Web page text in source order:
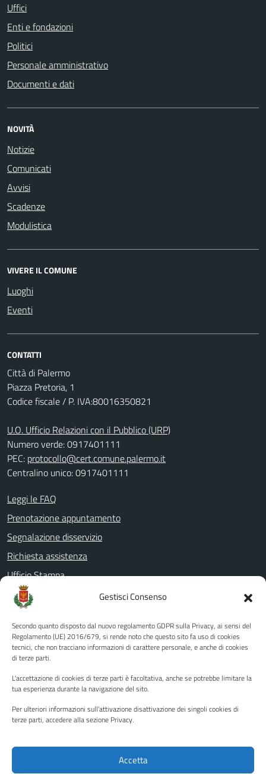
Gestisci Consenso
Secondo quanto disposto dal nuovo regolamento GDPR sulla Privacy, ai sensi del
Regolamento (UE) 2016/679, si rende noto che questo sito fa uso di cookies
tecnici, che non tracciano informazioni di carattere personale, e anche di cookies
di terze parti.
L'accettazione di cookies di terze parti è facoltativa, anche se potrebbe limitare la
tua esperienza durante la navigazione del sito.
Per ulteriori informazioni sull'attivazione disattivazione dei singoli cookies di
terze parti, accedere alla sezione Privacy.
Accetta
Uffici
Enti e fondazioni
Politici
Personale amministrativo
Documenti e dati
NOVITÀ
Notizie
Comunicati
Avvisi
Scadenze
Modulistica
VIVERE IL COMUNE
Luoghi
Eventi
CONTATTI
Città di Palermo
Piazza Pretoria, 1
Codice fiscale / P. IVA:80016350821
U.O. Ufficio Relazioni con il Pubblico (URP)
Numero verde: 0917401111
PEC: protocollo@cert.comune.palermo.it
Centralino unico: 0917401111
Leggi le FAQ
Prenotazione appuntamento
Segnalazione disservizio
Richiesta assistenza
Ufficio Stampa
Amministrazione Trasparente
Albo pretorio
Informativa privacy
Note legali
Piano di miglioramento del sito
Instagram